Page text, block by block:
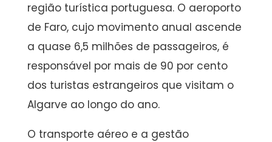
região turística portuguesa. O aeroporto
de Faro, cujo movimento anual ascende
a quase 6,5 milhões de passageiros, é
responsável por mais de 90 por cento
dos turistas estrangeiros que visitam o
Algarve ao longo do ano.
O transporte aéreo e a gestão